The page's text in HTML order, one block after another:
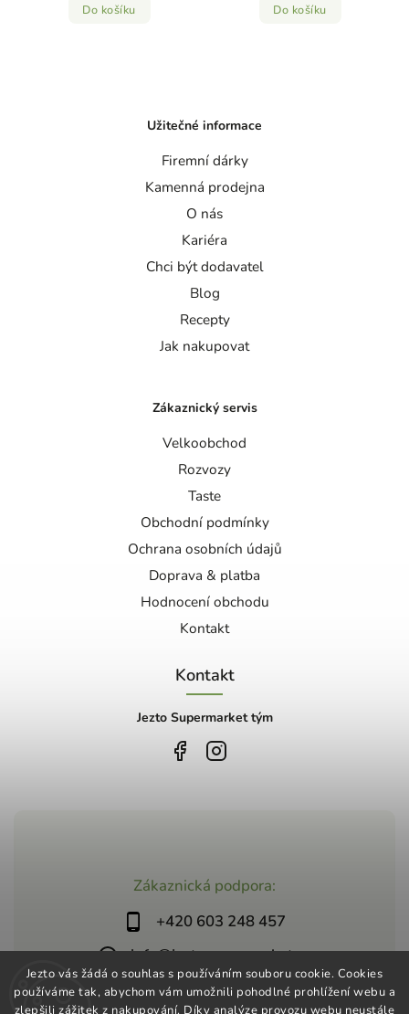
Jezto vás žádá o souhlas s používáním souboru cookie. Cookies
používáme tak, abychom vám umožnili pohodlné prohlížení webu a
zlepšili zážitek z nakupování. Díky analýze provozu webu neustále
Do košíku Do košíku
Zákaznická podpora:
+420 603 248 457
info@jeztosupermarket.cz
Užitečné informace
Firemní dárky
Kamenná prodejna
O nás
Kariéra
Chci být dodavatel
Blog
Recepty
Jak nakupovat
Zákaznický servis
Velkoobchod
Rozvozy
Taste
Obchodní podmínky
Ochrana osobních údajů
Doprava & platba
Hodnocení obchodu
Kontakt
Kontakt
Jezto Supermarket tým